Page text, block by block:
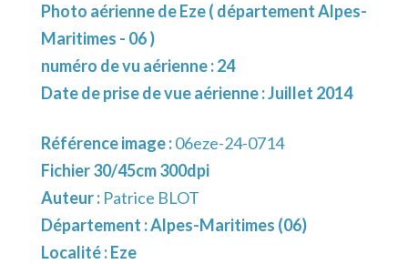
Photo aérienne de Eze ( département Alpes-
Maritimes - 06 )
numéro de vu aérienne : 24
Date de prise de vue aérienne : Juillet 2014
Référence image :06eze-24-0714
Fichier 30/45cm 300dpi
Auteur : Patrice BLOT
Département :Alpes-Maritimes (06)
Localité :Eze